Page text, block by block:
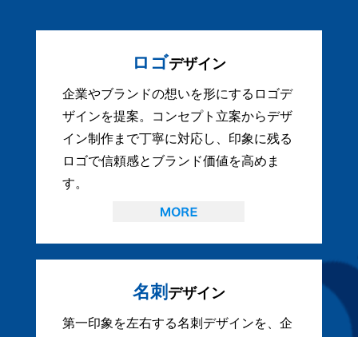
ロゴデザイン
企業やブランドの想いを形にするロゴデ
ザインを提案。コンセプト立案からデザ
イン制作まで丁寧に対応し、印象に残る
ロゴで信頼感とブランド価値を高めま
す。
名刺 デザイン
第一印象を左右する名刺デザインを、企